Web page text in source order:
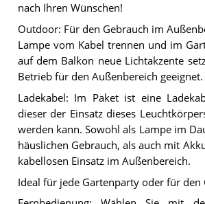
nach Ihren Wünschen!
Outdoor: Für den Gebrauch im
Lampe vom Kabel trennen und im
auf dem Balkon neue Lichtakzente
Betrieb für den Außenbereich geeignet.
Ladekabel: Im Paket ist eine
dieser der Einsatz dieses
werden kann. Sowohl als Lampe im
häuslichen Gebrauch, als auch mit
kabellosen Einsatz im Außenbereich.
Ideal für jede Gartenparty oder für den